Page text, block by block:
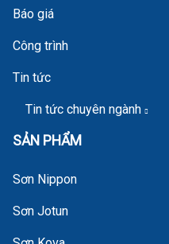
Báo giá
Công trình
Tin tức
Tin tức chuyên ngành
SẢN PHẨM
Sơn Nippon
Sơn Jotun